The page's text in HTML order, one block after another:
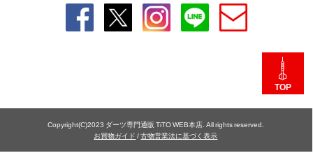
TOP
Copyright(C)2023 ダーツ専門通販 TiTO WEB本店. All rights reserved.
お買物ガイド /古物営業法に基づく表示